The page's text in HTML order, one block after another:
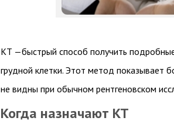
КТ —быстрый способ получить
грудной клетки. Этот метод показывает
не видны при обычном рентгеновском
Когда назначают КТ